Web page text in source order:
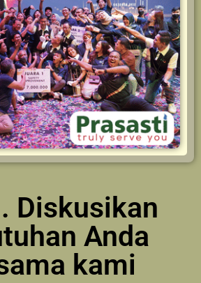
Diskusikan
Anda
kami